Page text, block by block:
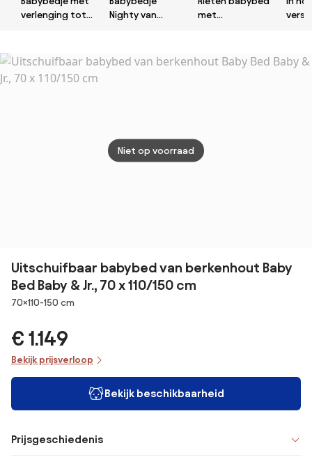
verlenging tot
Nighty van
met
70 x
Niet op voorraad
Uitschuifbaar babybed van berkenhout Baby
Bed Baby & Jr., 70 x 110/150 cm
Afmetingen
70×110-150 cm
€ 1.149
Bekijk prijsverloop
Bekijk beschikbaarheid
Prijsgeschiedenis